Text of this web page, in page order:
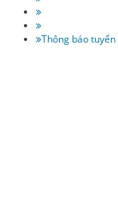
Thông báo